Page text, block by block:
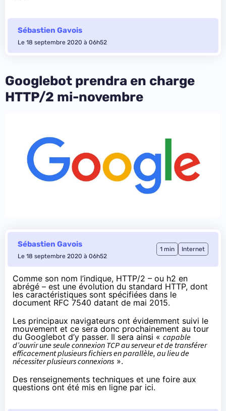
Sébastien Gavois
Le 18 septembre 2020 à 06h52
Googlebot prendra en charge
HTTP/2 mi-novembre
Sébastien Gavois
Le 18 septembre 2020 à 06h52
1 min Internet
Comme son nom l’indique, HTTP/2 – ou h2 en
abrégé – est une évolution du standard HTTP, dont
les caractéristiques sont spécifiées dans le
document RFC 7540 datant de mai 2015.
Les principaux navigateurs ont évidemment suivi le
mouvement et ce sera donc prochainement au tour
du Googlebot d’y passer. Il sera ainsi « capable
d’ouvrir une seule connexion TCP au serveur et de transférer
efficacement plusieurs fichiers en parallèle, au lieu de
nécessiter plusieurs connexions ».
Des renseignements techniques et une foire aux
questions ont été mis en ligne par ici.